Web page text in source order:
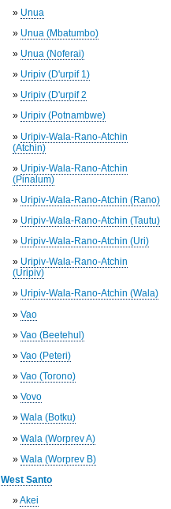
» Unua
» Unua (Mbatumbo)
» Unua (Noferai)
» Uripiv (D'urpif 1)
» Uripiv (D'urpif 2
» Uripiv (Potnambwe)
» Uripiv-Wala-Rano-Atchin
(Atchin)
» Uripiv-Wala-Rano-Atchin
(Pinalum)
» Uripiv-Wala-Rano-Atchin (Rano)
» Uripiv-Wala-Rano-Atchin (Tautu)
» Uripiv-Wala-Rano-Atchin (Uri)
» Uripiv-Wala-Rano-Atchin
(Uripiv)
» Uripiv-Wala-Rano-Atchin (Wala)
»Vao
»Vao (Beetehul)
»Vao (Peteri)
»Vao (Torono)
»Vovo
»Wala (Botku)
»Wala (Worprev A)
»Wala (Worprev B)
West Santo
»Akei